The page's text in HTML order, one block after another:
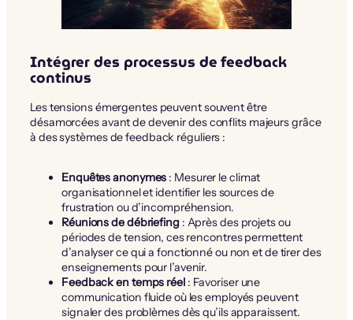
Intégrer des processus de feedback
continus
Les tensions émergentes peuvent souvent être
désamorcées avant de devenir des conflits majeurs grâce
à des systèmes de feedback réguliers :
Enquêtes anonymes : Mesurer le climat
organisationnel et identifier les sources de
frustration ou d’incompréhension.
Réunions de débriefing : Après des projets ou
périodes de tension, ces rencontres permettent
d’analyser ce qui a fonctionné ou non et de tirer des
enseignements pour l’avenir.
Feedback en temps réel: Favoriser une
communication fluide où les employés peuvent
signaler des problèmes dès qu’ils apparaissent.